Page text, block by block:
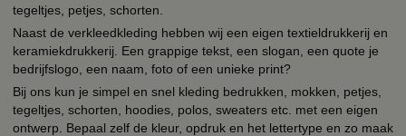
tegeltjes, petjes, schorten.
Naast de verkleedkleding hebben wij een eigen textieldrukkerij en
keramiekdrukkerij. Een grappige tekst, een slogan, een quote je
bedrijfslogo, een naam, foto of een unieke print?
Bij ons kun je simpel en snel kleding bedrukken, mokken, petjes,
tegeltjes, schorten, hoodies, polos, sweaters etc. met een eigen
ontwerp. Bepaal zelf de kleur, opdruk en het lettertype en zo maak